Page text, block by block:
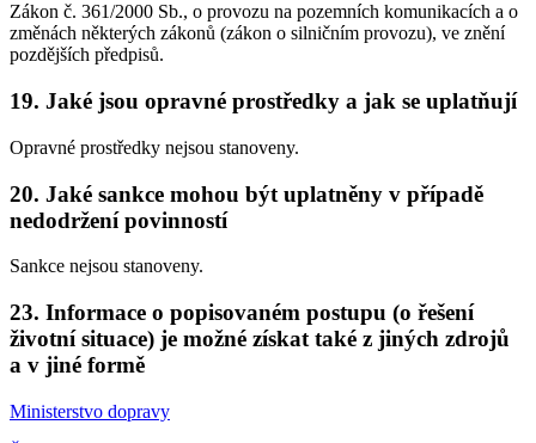
Zákon č. 361/2000 Sb., o provozu na pozemních komunikacích a o
změnách některých zákonů (zákon o silničním provozu), ve znění
pozdějších předpisů.
19. Jaké jsou opravné prostředky a jak se uplatňují
Opravné prostředky nejsou stanoveny.
20. Jaké sankce mohou být uplatněny v případě
nedodržení povinností
Sankce nejsou stanoveny.
23. Informace o popisovaném postupu (o řešení
životní situace) je možné získat také z jiných zdrojů
a v jiné formě
Ministerstvo dopravy